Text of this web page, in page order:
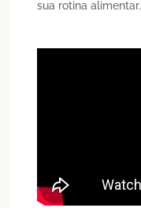
sua rotina alimentar.